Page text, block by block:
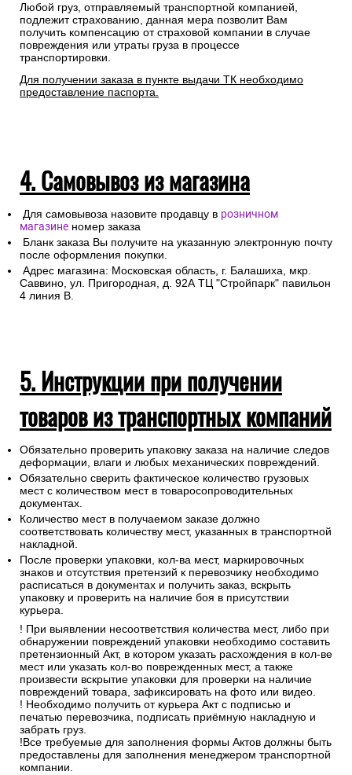
Любой груз, отправляемый транспортной компанией,
подлежит страхованию, данная мера позволит Вам
получить компенсацию от страховой компании в случае
повреждения или утраты груза в процессе
транспортировки.
Для получении заказа в пункте выдачи ТК необходимо
предоставление паспорта.
4. Самовывоз из магазина
Для самовывоза назовите продавцу в розничном
магазине номер заказа
Бланк заказа Вы получите на указанную электронную почту
после оформления покупки.
Адрес магазина: Московская область, г. Балашиха, мкр.
Саввино, ул. Пригородная, д. 92А ТЦ "Стройпарк" павильон
4 линия В.
5. Инструкции при получении
товаров из транспортных компаний
Обязательно проверить упаковку заказа на наличие следов
деформации, влаги и любых механических повреждений.
Обязательно сверить фактическое количество грузовых
мест с количеством мест в товаросопроводительных
документах.
Количество мест в получаемом заказе должно
соответствовать количеству мест, указанных в транспортной
накладной.
После проверки упаковки, кол-ва мест, маркировочных
знаков и отсутствия претензий к перевозчику необходимо
расписаться в документах и получить заказ, вскрыть
упаковку и проверить на наличие боя в присутствии
курьера.
! При выявлении несоответствия количества мест, либо при
обнаружении повреждений упаковки необходимо составить
претензионный Акт, в котором указать расхождения в кол-ве
мест или указать кол-во поврежденных мест, а также
произвести вскрытие упаковки для проверки на наличие
повреждений товара, зафиксировать на фото или видео.
! Необходимо получить от курьера Акт с подписью и
печатью перевозчика, подписать приёмную накладную и
забрать груз.
!Все требуемые для заполнения формы Актов должны быть
предоставлены для заполнения менеджером транспортной
компании.